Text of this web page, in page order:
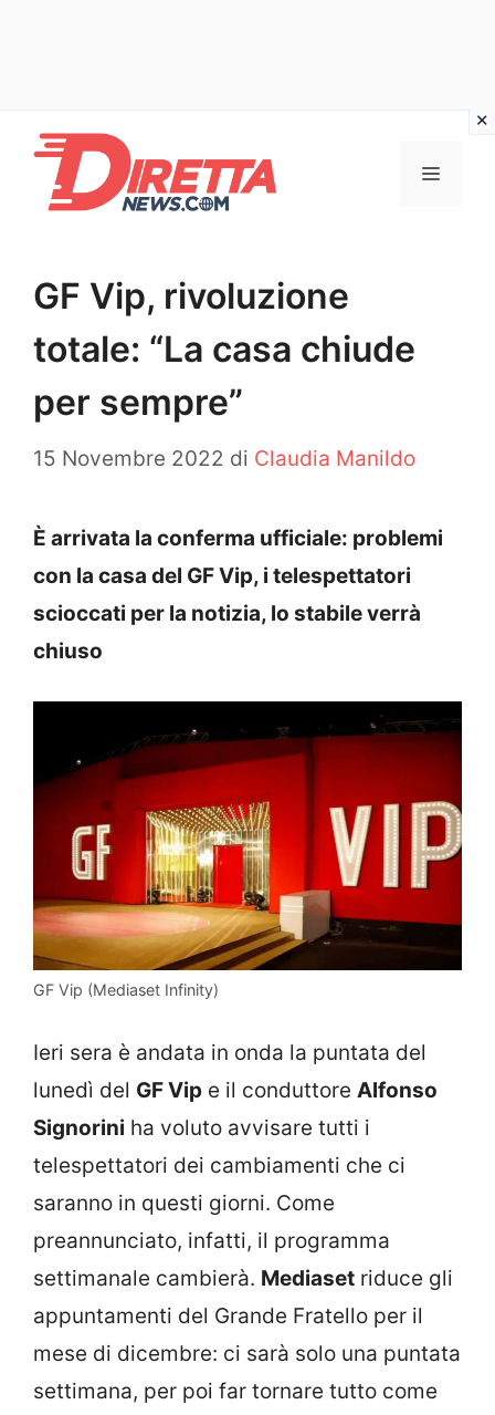
contenuto
Menu
GF Vip, rivoluzione
totale: “La casa chiude
per sempre”
15 Novembre 2022 di Claudia Manildo
È arrivata la conferma ufficiale: problemi
con la casa del GF Vip, i telespettatori
scioccati per la notizia, lo stabile verrà
chiuso
GF Vip (Mediaset Infinity)
Ieri sera è andata in onda la puntata del
lunedì del GF Vip e il conduttore Alfonso
Signorini ha voluto avvisare tutti i
telespettatori dei cambiamenti che ci
saranno in questi giorni. Come
preannunciato, infatti, il programma
settimanale cambierà. Mediaset riduce gli
appuntamenti del Grande Fratello per il
mese di dicembre: ci sarà solo una puntata
settimana, per poi far tornare tutto come